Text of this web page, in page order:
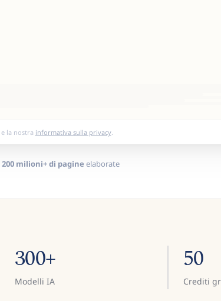
e la nostra informativa sulla privacy.
200 milioni+ di pagine elaborate
300+
Modelli IA
50
Crediti